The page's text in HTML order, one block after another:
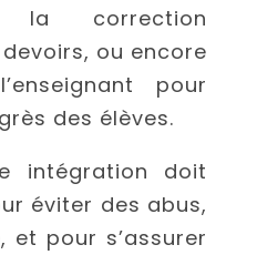
la correction
ou encore
pour
des élèves.
intégration doit
éviter des abus,
pour s’assurer